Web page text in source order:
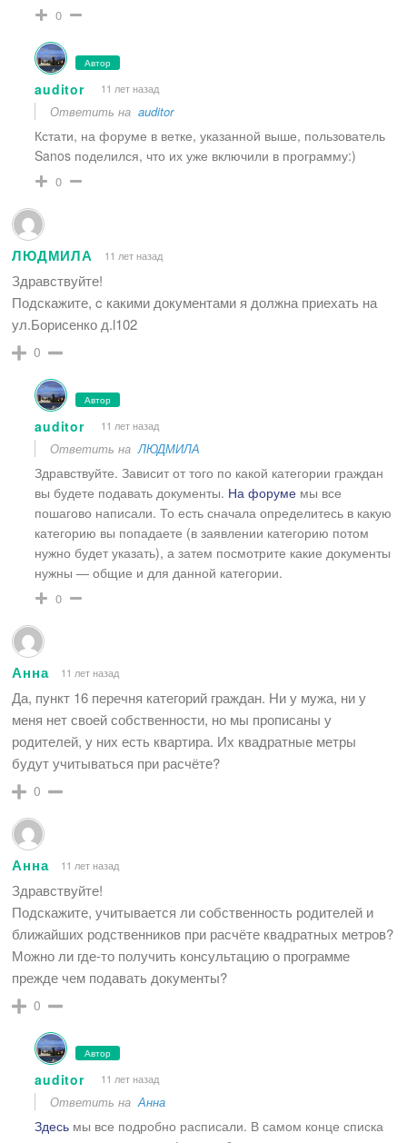
0
Автор
auditor 11 лет назад
Ответить наauditor
Кстати, на форуме в ветке, указанной выше, пользователь
Sanos поделился, что их уже включили в программу:)
0
ЛЮДМИЛА 11 лет назад
Здравствуйте!
Подскажите, c какими документами я должна приехать на
ул.Борисенко д.l102
0
Автор
auditor 11 лет назад
Ответить наЛЮДМИЛА
Здравствуйте. Зависит от того по какой категории граждан
вы будете подавать документы. На форуме мы все
пошагово написали. То есть сначала определитесь в какую
категорию вы попадаете (в заявлении категорию потом
нужно будет указать), а затем посмотрите какие документы
нужны — общие и для данной категории.
0
Анна 11 лет назад
Да, пункт 16 перечня категорий граждан. Ни у мужа, ни у
меня нет своей собственности, но мы прописаны у
родителей, у них есть квартира. Их квадратные метры
будут учитываться при расчёте?
0
Анна 11 лет назад
Здравствуйте!
Подскажите, учитывается ли собственность родителей и
ближайших родственников при расчёте квадратных метров?
Можно ли где-то получить консультацию о программе
прежде чем подавать документы?
0
Автор
auditor 11 лет назад
Ответить наАнна
Здесь мы все подробно расписали. В самом конце списка